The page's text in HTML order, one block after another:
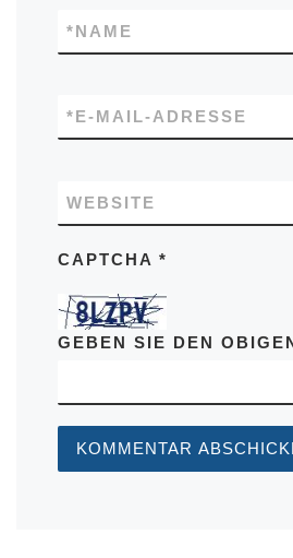
NAME
*
E-MAIL-ADRESSE
*
WEBSITE
CAPTCHA *
GEBEN SIE DEN